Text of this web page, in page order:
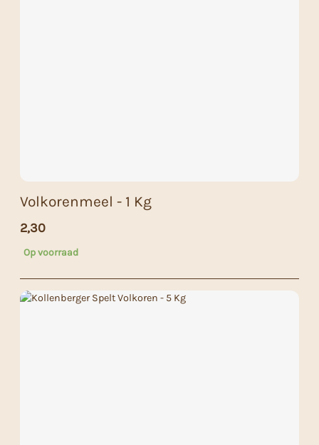
Volkorenmeel - 1 Kg
2,30
Op voorraad